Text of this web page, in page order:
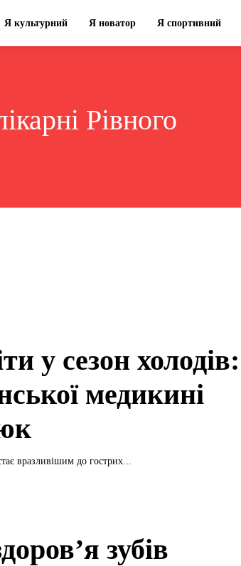
Я культурний Я новатор Я спортивний
Рівного
у сезон холодів:
медикині
вразливішим до гострих...
зубів